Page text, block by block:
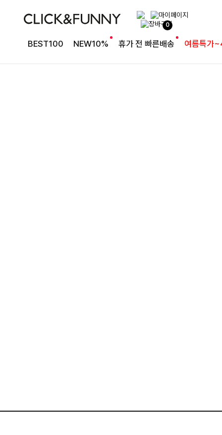
0
BEST100 NEW10% 휴가 전 빠른배송 여름특가
여유로운 핏의 코튼 팬츠
라인보정핏 절개코튼와이드팬츠[S,M,L사이즈]